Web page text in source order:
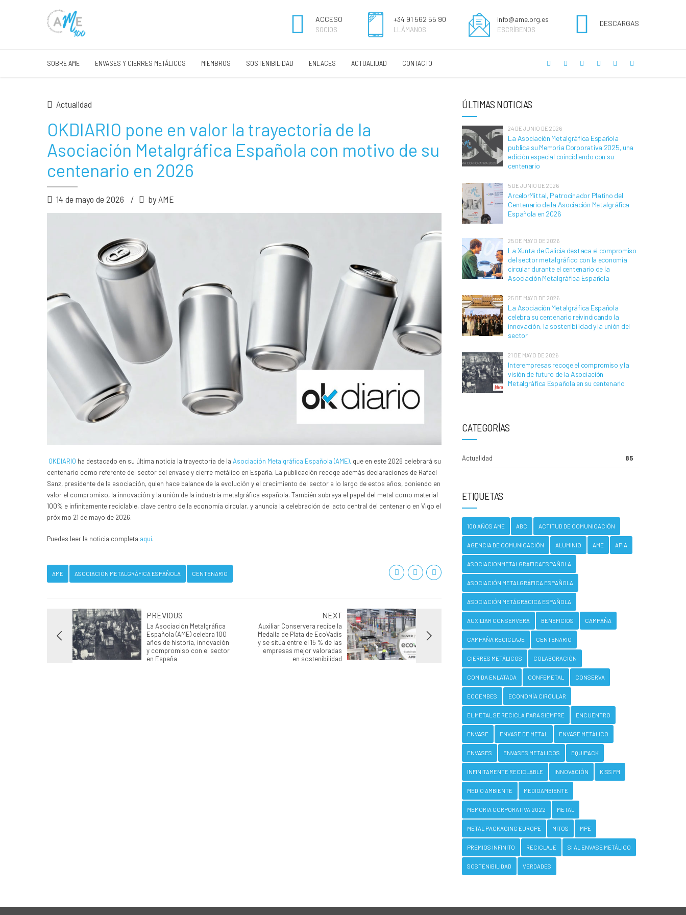
ACCESO
SOCIOS
+34 91 562 55 90
LLÁMANOS
info@ame.org.es
ESCRÍBENOS
DESCARGAS
SOBRE AME ENVASES Y CIERRES METÁLICOS MIEMBROS SOSTENIBILIDAD ENLACES ACTUALIDAD CONTACTO
Actualidad
OKDIARIO pone en valor la trayectoria de la
Asociación Metalgráfica Española con motivo de su
centenario en 2026
14 de mayo de 2026 by AME
OKDIARIO ha destacado en su última noticia la trayectoria de la Asociación Metalgráfica Española (AME), que en este 2026 celebrará su
centenario como referente del sector del envase y cierre metálico en España. La publicación recoge además declaraciones de Rafael
Sanz, presidente de la asociación, quien hace balance de la evolución y el crecimiento del sector a lo largo de estos años, poniendo en
valor el compromiso, la innovación y la unión de la industria metalgráfica española. También subraya el papel del metal como material
100% e infinitamente reciclable, clave dentro de la economía circular, y anuncia la celebración del acto central del centenario en Vigo el
próximo 21 de mayo de 2026.
Puedes leer la noticia completa aquí.
AME ASOCIACIÓN METALGRÁFICA ESPAÑOLA CENTENARIO
PREVIOUS
La Asociación Metalgráfica
Española (AME) celebra 100
años de historia, innovación
y compromiso con el sector
en España
NEXT
Auxiliar Conservera recibe la
Medalla de Plata de EcoVadis
y se sitúa entre el 15 % de las
empresas mejor valoradas
en sostenibilidad
ÚLTIMAS NOTICIAS
24 DE JUNIO DE 2026
La Asociación Metalgráfica Española
publica su Memoria Corporativa 2025, una
edición especial coincidiendo con su
centenario
5 DE JUNIO DE 2026
ArcelorMittal, Patrocinador Platino del
Centenario de la Asociación Metalgráfica
Española en 2026
25 DE MAYO DE 2026
La Xunta de Galicia destaca el compromiso
del sector metalgráfico con la economía
circular durante el centenario de la
Asociación Metalgráfica Española
25 DE MAYO DE 2026
La Asociación Metalgráfica Española
celebra su centenario reivindicando la
innovación, la sostenibilidad y la unión del
sector
21 DE MAYO DE 2026
Interempresas recoge el compromiso y la
visión de futuro de la Asociación
Metalgráfica Española en su centenario
CATEGORÍAS
Actualidad 85
ETIQUETAS
100 AÑOS AME ABC ACTITUD DE COMUNICACIÓN
AGENCIA DE COMUNICACIÓN ALUMINIO AME APIA
ASOCIACIONMETALGRAFICAESPAÑOLA
ASOCIACIÓN METALGRÁFICA ESPAÑOLA
ASOCIACIÓN METÁGRACICA ESPAÑOLA
AUXILIAR CONSERVERA BENEFICIOS CAMPAÑA
CAMPAÑA RECICLAJE CENTENARIO
CIERRES METÁLICOS COLABORACIÓN
COMIDA ENLATADA CONFEMETAL CONSERVA
ECOEMBES ECONOMÍA CIRCULAR
EL METAL SE RECICLA PARA SIEMPRE ENCUENTRO
ENVASE ENVASE DE METAL ENVASE METÁLICO
ENVASES ENVASES METALICOS EQUIPACK
INFINITAMENTE RECICLABLE INNOVACIÓN KISS FM
MEDIO AMBIENTE MEDIOAMBIENTE
MEMORIA CORPORATIVA 2022 METAL
METAL PACKAGING EUROPE MITOS MPE
PREMIOS INFINITO RECICLAJE SI AL ENVASE METÁLICO
SOSTENIBILIDAD VERDADES